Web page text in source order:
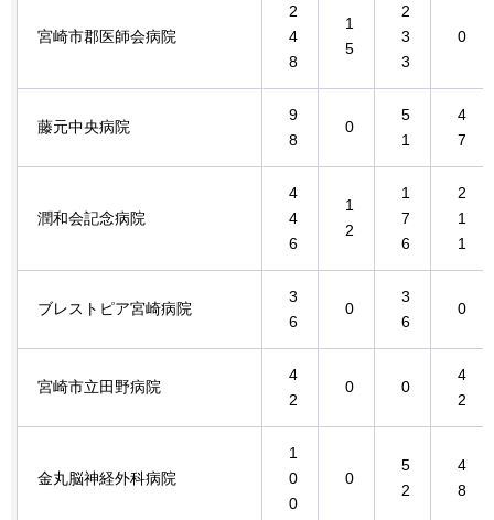
宮崎市郡医師会病院
2
4
8
1
5
2
3
3
0
藤元中央病院
9
8
0
5
1
4
7
潤和会記念病院
4
4
6
1
2
1
7
6
2
1
1
ブレストピア宮崎病院
3
6
0
3
6
0
宮崎市立田野病院
4
2
0 0
4
2
金丸脳神経外科病院
1
0
0
0
5
2
4
8